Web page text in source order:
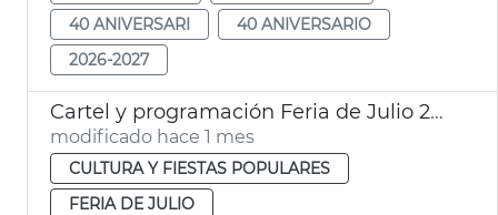
40 ANIVERSARI
40 ANIVERSARIO
2026-2027
Cartel y programación Feria de Julio 2026
modificado hace 1 mes
CULTURA Y FIESTAS POPULARES
FERIA DE JULIO